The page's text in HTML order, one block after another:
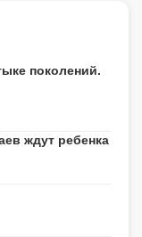
поколений.
ждут ребенка